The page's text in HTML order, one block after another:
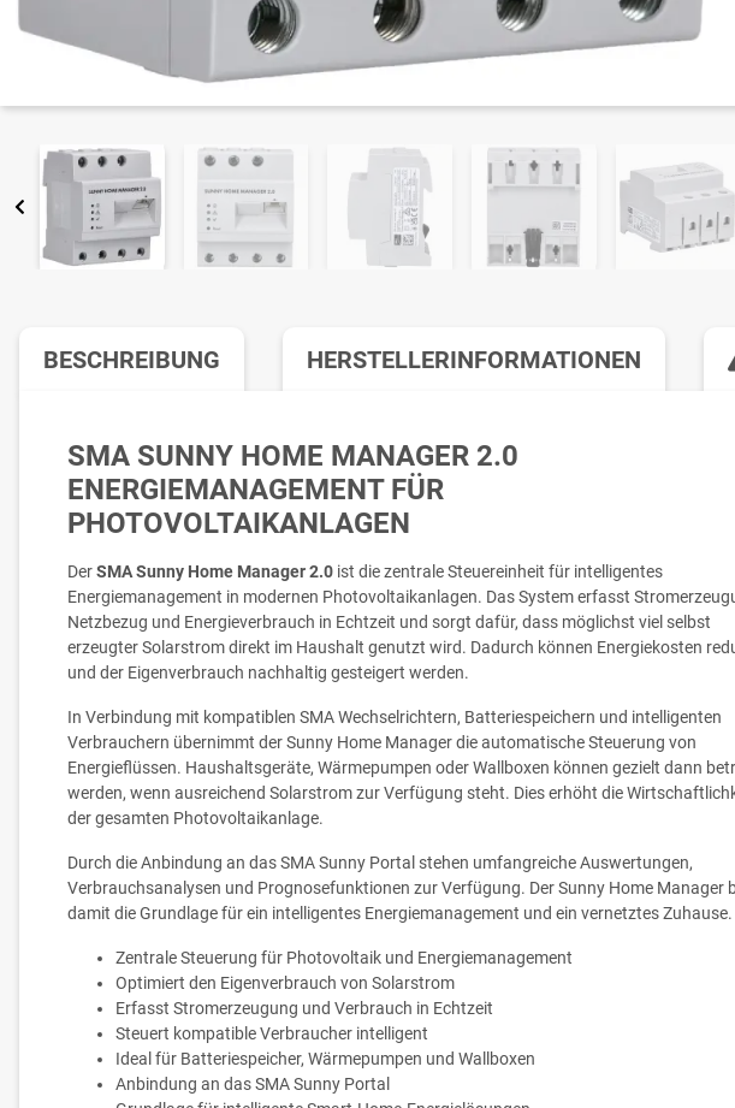
BESCHREIBUNG HERSTELLERINFORMATIONEN
SMA SUNNY HOME MANAGER 2.0
ENERGIEMANAGEMENT FÜR
PHOTOVOLTAIKANLAGEN
DerSMA Sunny Home Manager 2.0 ist die zentrale Steuereinheit für intelligentes
Energiemanagement in modernen Photovoltaikanlagen. Das System erfasst
Netzbezug und Energieverbrauch in Echtzeit und sorgt dafür, dass möglichst viel selbst
erzeugter Solarstrom direkt im Haushalt genutzt wird. Dadurch können Energiekosten
und der Eigenverbrauch nachhaltig gesteigert werden.
In Verbindung mit kompatiblen SMA Wechselrichtern, Batteriespeichern und intelligenten
Verbrauchern übernimmt der Sunny Home Manager die automatische Steuerung von
Energieflüssen. Haushaltsgeräte, Wärmepumpen oder Wallboxen können gezielt dann
werden, wenn ausreichend Solarstrom zur Verfügung steht. Dies erhöht die
der gesamten Photovoltaikanlage.
Durch die Anbindung an das SMA Sunny Portal stehen umfangreiche Auswertungen,
Verbrauchsanalysen und Prognosefunktionen zur Verfügung. Der Sunny Home Manager
damit die Grundlage für ein intelligentes Energiemanagement und ein vernetztes Zuhause.
Zentrale Steuerung für Photovoltaik und Energiemanagement
Optimiert den Eigenverbrauch von Solarstrom
Erfasst Stromerzeugung und Verbrauch in Echtzeit
Steuert kompatible Verbraucher intelligent
Ideal für Batteriespeicher, Wärmepumpen und Wallboxen
Anbindung an das SMA Sunny Portal